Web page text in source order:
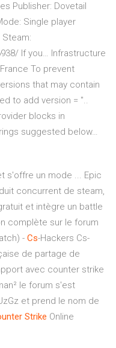
Publisher: Dovetail
Single player
If you… Infrastructure
To prevent
that may contain
to add version = "..
blocks in
suggested below…
s'offre un mode ... Epic
concurrent de steam,
et intègre un battle
complète sur le forum
- Cs-Hackers Cs-
de partage de
avec counter strike
le forum s'est
et prend le nom de
Strike Online